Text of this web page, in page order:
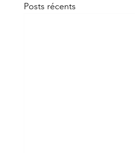
Posts récents